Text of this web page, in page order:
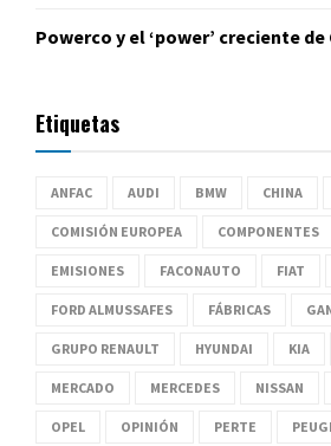
Powerco y el ‘power’ creciente de
Etiquetas
ANFAC AUDI BMW CHINA
COMISIÓN EUROPEA COMPONENTES
EMISIONES FACONAUTO FIAT
FORD ALMUSSAFES FÁBRICAS
GRUPO RENAULT HYUNDAI KIA
MERCADO MERCEDES NISSAN
OPEL OPINIÓN PERTE